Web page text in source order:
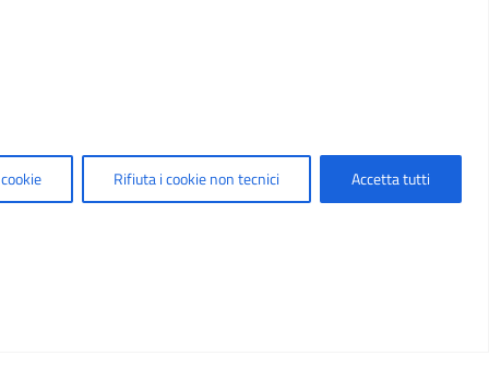
Rifiuta i cookie non tecnici Accetta tutti